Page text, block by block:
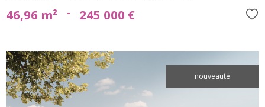
46,96 m² - 245 000 €
nouveauté